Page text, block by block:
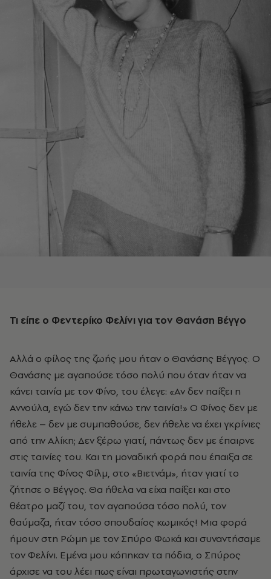
Τι είπε ο Φεντερίκο Φελίνι για τον Θανάση Βέγγο
Αλλά ο φίλος της ζωής μου ήταν ο Θανάσης Βέγγος. Ο
Θανάσης με αγαπούσε τόσο πολύ που όταν ήταν να
κάνει ταινία με τον Φίνο, του έλεγε: «Αν δεν παίξει η
Αννούλα, εγώ δεν την κάνω την ταινία!» Ο Φίνος δεν με
ήθελε – δεν με συμπαθούσε, δεν ήθελε να έχει γκρίνιες
από την Αλίκη; Δεν ξέρω γιατί, πάντως δεν με έπαιρνε
στις ταινίες του. Και τη μοναδική φορά που έπαιξα σε
ταινία της Φίνος Φίλμ, στο «Βιετνάμ», ήταν γιατί το
ζήτησε ο Βέγγος. Θα ήθελα να είχα παίξει και στο
θέατρο μαζί του, τον αγαπούσα τόσο πολύ, τον
θαύμαζα, ήταν τόσο σπουδαίος κωμικός! Μια φορά
ήμουν στη Ρώμη με τον Σπύρο Φωκά και συναντήσαμε
τον Φελίνι. Εμένα μου κόπηκαν τα πόδια, ο Σπύρος
άρχισε να του λέει πως είναι πρωταγωνιστής στην